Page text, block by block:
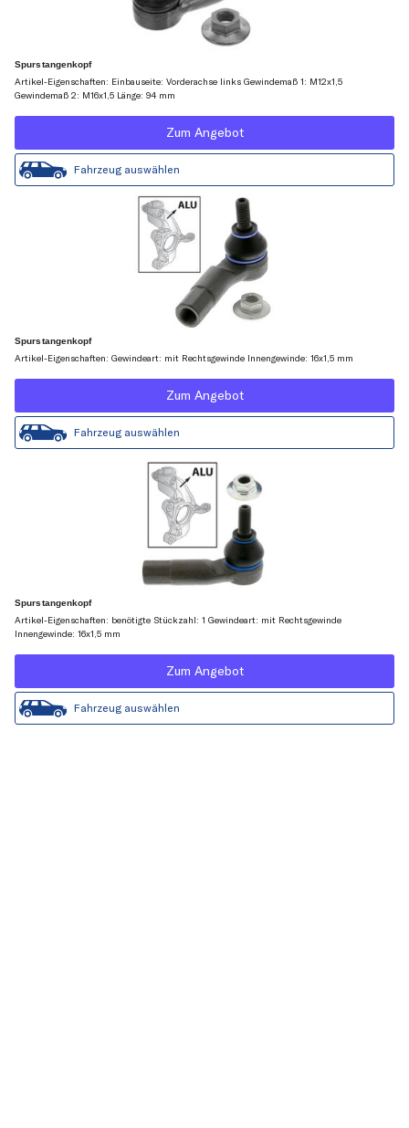
Spurstangenkopf
Artikel-Eigenschaften: Einbauseite: Vorderachse links Gewindemaß 1: M12x1,5
Gewindemaß 2: M16x1,5 Länge: 94 mm
Zum Angebot
Fahrzeug auswählen
Spurstangenkopf
Artikel-Eigenschaften: Gewindeart: mit Rechtsgewinde Innengewinde: 16x1,5 mm
Zum Angebot
Fahrzeug auswählen
Spurstangenkopf
Artikel-Eigenschaften: benötigte Stückzahl: 1 Gewindeart: mit Rechtsgewinde
Innengewinde: 16x1,5 mm
Zum Angebot
Fahrzeug auswählen